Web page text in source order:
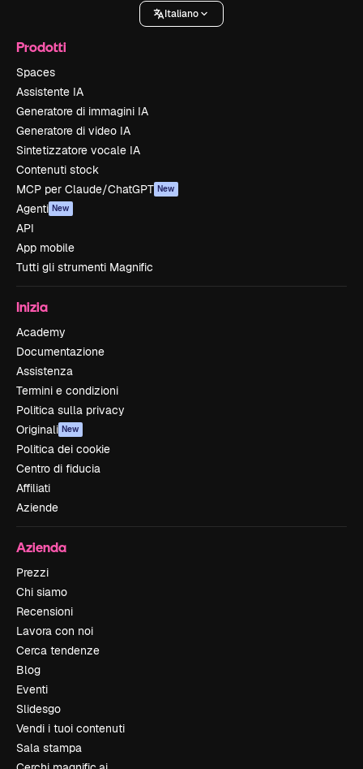
Italiano
Prodotti
Spaces
Assistente IA
Generatore di immagini IA
Generatore di video IA
Sintetizzatore vocale IA
Contenuti stock
MCP per Claude/ChatGPT New
Agenti New
API
App mobile
Tutti gli strumenti Magnific
Inizia
Academy
Documentazione
Assistenza
Termini e condizioni
Politica sulla privacy
Originali New
Politica dei cookie
Centro di fiducia
Affiliati
Aziende
Azienda
Prezzi
Chi siamo
Recensioni
Lavora con noi
Cerca tendenze
Blog
Eventi
Slidesgo
Vendi i tuoi contenuti
Sala stampa